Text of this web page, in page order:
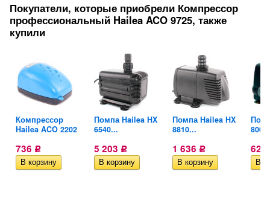
Покупатели, которые приобрели Компрессор
профессиональный Hailea ACO 9725, также
купили
Компрессор
Hailea ACO 2202
736 Р
Помпа Hailea HX
6540...
5 203 Р
Помпа Hailea HX
8810...
1 636 Р
800
627